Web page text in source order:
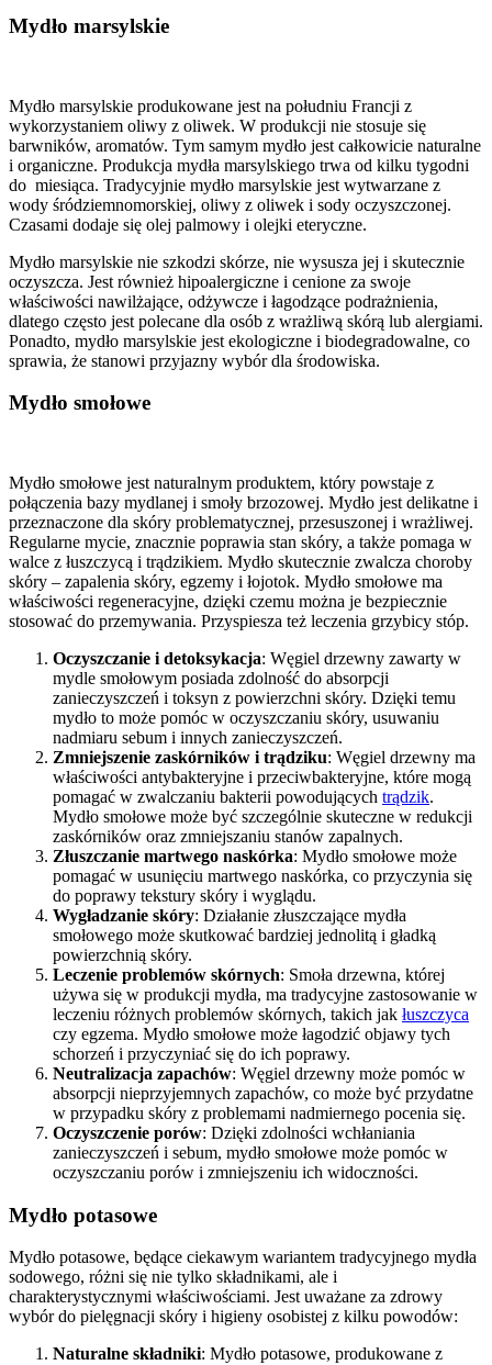
Mydło marsylskie
Mydło marsylskie produkowane jest na południu Francji z
wykorzystaniem oliwy z oliwek. W produkcji nie stosuje się
barwników, aromatów. Tym samym mydło jest całkowicie naturalne
i organiczne. Produkcja mydła marsylskiego trwa od kilku tygodni
do miesiąca. Tradycyjnie mydło marsylskie jest wytwarzane z
wody śródziemnomorskiej, oliwy z oliwek i sody oczyszczonej.
Czasami dodaje się olej palmowy i olejki eteryczne.
Mydło marsylskie nie szkodzi skórze, nie wysusza jej i skutecznie
oczyszcza. Jest również hipoalergiczne i cenione za swoje
właściwości nawilżające, odżywcze i łagodzące podrażnienia,
dlatego często jest polecane dla osób z wrażliwą skórą lub alergiami.
Ponadto, mydło marsylskie jest ekologiczne i biodegradowalne, co
sprawia, że stanowi przyjazny wybór dla środowiska.
Mydło smołowe
Mydło smołowe jest naturalnym produktem, który powstaje z
połączenia bazy mydlanej i smoły brzozowej. Mydło jest delikatne i
przeznaczone dla skóry problematycznej, przesuszonej i wrażliwej.
Regularne mycie, znacznie poprawia stan skóry, a także pomaga w
walce z łuszczycą i trądzikiem. Mydło skutecznie zwalcza choroby
skóry – zapalenia skóry, egzemy i łojotok. Mydło smołowe ma
właściwości regeneracyjne, dzięki czemu można je bezpiecznie
stosować do przemywania. Przyspiesza też leczenia grzybicy stóp.
Oczyszczanie i detoksykacja: Węgiel drzewny zawarty w
mydle smołowym posiada zdolność do absorpcji
zanieczyszczeń i toksyn z powierzchni skóry. Dzięki temu
mydło to może pomóc w oczyszczaniu skóry, usuwaniu
nadmiaru sebum i innych zanieczyszczeń.
Zmniejszenie zaskórników i trądziku: Węgiel drzewny ma
właściwości antybakteryjne i przeciwbakteryjne, które mogą
pomagać w zwalczaniu bakterii powodujących trądzik.
Mydło smołowe może być szczególnie skuteczne w redukcji
zaskórników oraz zmniejszaniu stanów zapalnych.
Złuszczanie martwego naskórka: Mydło smołowe może
pomagać w usunięciu martwego naskórka, co przyczynia się
do poprawy tekstury skóry i wyglądu.
Wygładzanie skóry: Działanie złuszczające mydła
smołowego może skutkować bardziej jednolitą i gładką
powierzchnią skóry.
Leczenie problemów skórnych: Smoła drzewna, której
używa się w produkcji mydła, ma tradycyjne zastosowanie w
leczeniu różnych problemów skórnych, takich jak łuszczyca
czy egzema. Mydło smołowe może łagodzić objawy tych
schorzeń i przyczyniać się do ich poprawy.
Neutralizacja zapachów: Węgiel drzewny może pomóc w
absorpcji nieprzyjemnych zapachów, co może być przydatne
w przypadku skóry z problemami nadmiernego pocenia się.
Oczyszczenie porów: Dzięki zdolności wchłaniania
zanieczyszczeń i sebum, mydło smołowe może pomóc w
oczyszczaniu porów i zmniejszeniu ich widoczności.
Mydło potasowe
Mydło potasowe, będące ciekawym wariantem tradycyjnego mydła
sodowego, różni się nie tylko składnikami, ale i
charakterystycznymi właściwościami. Jest uważane za zdrowy
wybór do pielęgnacji skóry i higieny osobistej z kilku powodów:
Naturalne składniki: Mydło potasowe, produkowane z